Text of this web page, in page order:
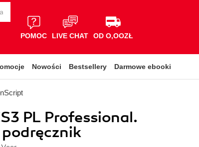
POMOC LIVE CHAT OD O,OOZŁ
Nowości Bestsellery Darmowe ebooki
PL Professional.